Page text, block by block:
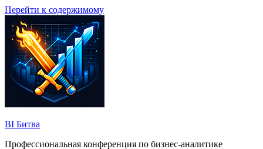
Перейти к содержимому
BI Битва
Профессиональная конференция по бизнес-аналитике